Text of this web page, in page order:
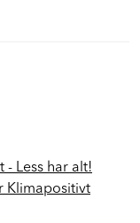
- Less har alt!
Klimapositivt